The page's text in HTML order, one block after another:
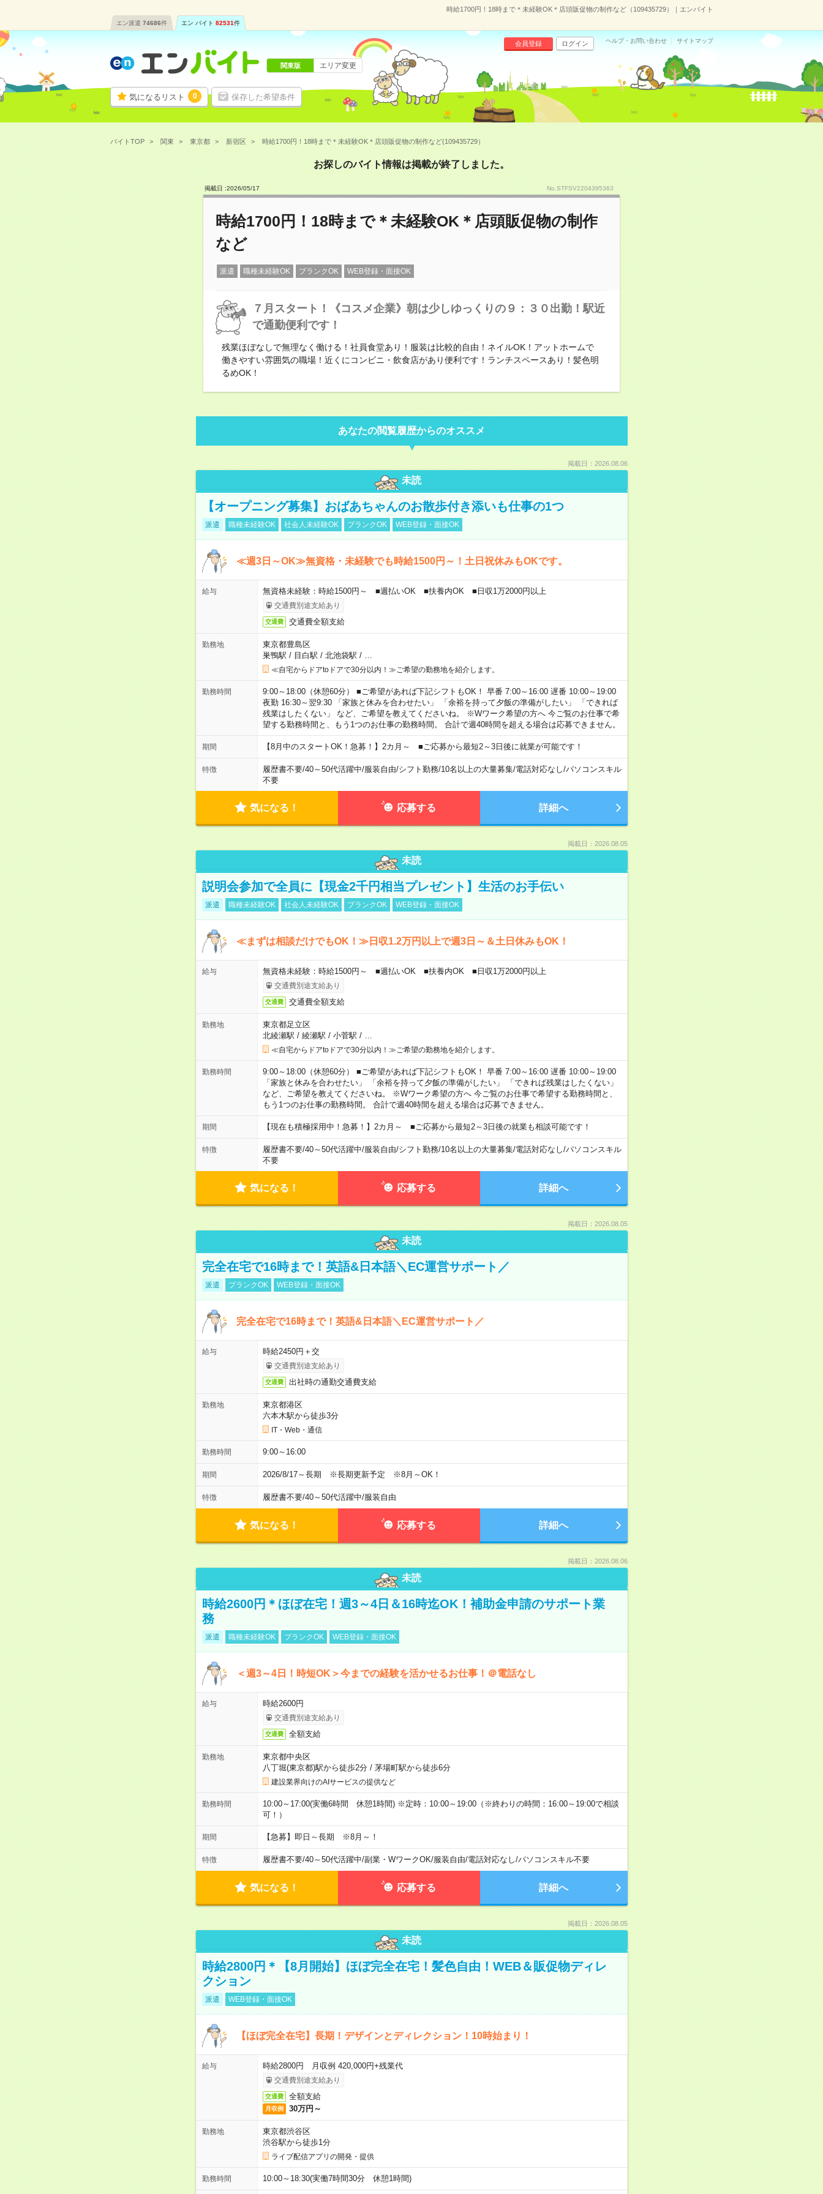
時給1700円！18時まで＊未経験OK＊店頭販促物の制作など（109435729）｜エンバイト
エン派遣 74686件 エン バイト 82531件
気になるリスト 0 保存した希望条件
会員登録 ログイン ヘルプ・お問い合わせ サイトマップ
関東版 エリア変更
バイトTOP 関東 東京都 新宿区 時給1700円！18時まで＊未経験OK＊店頭販促物の制作など(109435729）
お探しのバイト情報は掲載が終了しました。
掲載日 :2026/05/17 No.STFSV2204395363
時給1700円！18時まで＊未経験OK＊店頭販促物の制作
など
派遣 職種未経験OK ブランクOK WEB登録・面接OK
７月スタート！《コスメ企業》朝は少しゆっくりの９：３０出勤！駅近
で通勤便利です！
残業ほぼなしで無理なく働ける！社員食堂あり！服装は比較的自由！ネイルOK！アットホームで
働きやすい雰囲気の職場！近くにコンビニ・飲食店があり便利です！ランチスペースあり！髪色明
るめOK！
あなたの閲覧履歴からのオススメ
掲載日：2026.08.06
未読
【オープニング募集】おばあちゃんのお散歩付き添いも仕事の1つ
派遣 職種未経験OK 社会人未経験OK ブランクOK WEB登録・面接OK
≪週3日～OK≫無資格・未経験でも時給1500円～！土日祝休みもOKです。
給与 無資格未経験：時給1500円～ ■週払いOK ■扶養内OK ■日収1万2000円以上
交通費別途支給あり
交通費 交通費全額支給
勤務地
東京都豊島区
巣鴨駅 / 目白駅 / 北池袋駅 /
≪自宅からドアtoドアで30分以内！≫ご希望の勤務地を紹介します。
勤務時間
9:00～18:00（休憩60分） ■ご希望があれば下記シフトもOK！ 早番 7:00～16:00 遅番 10:00～19:00
夜勤 16:30～翌9:30 「家族と休みを合わせたい」 「余裕を持って夕飯の準備がしたい」 「できれば
残業はしたくない」 など、ご希望を教えてくださいね。 ※Wワーク希望の方へ 今ご覧のお仕事で希
望する勤務時間と、もう1つのお仕事の勤務時間。 合計で週40時間を超える場合は応募できません。
期間 【8月中のスタートOK！急募！】2カ月～ ■ご応募から最短2～3日後に就業が可能です！
特徴 履歴書不要/40～50代活躍中/服装自由/シフト勤務/10名以上の大量募集/電話対応なし/パソコンスキル
不要
気になる！ 応募する 詳細へ
掲載日：2026.08.05
未読
説明会参加で全員に【現金2千円相当プレゼント】生活のお手伝い
派遣 職種未経験OK 社会人未経験OK ブランクOK WEB登録・面接OK
≪まずは相談だけでもOK！≫日収1.2万円以上で週3日～＆土日休みもOK！
給与 無資格未経験：時給1500円～ ■週払いOK ■扶養内OK ■日収1万2000円以上
交通費別途支給あり
交通費 交通費全額支給
勤務地
東京都足立区
北綾瀬駅 / 綾瀬駅 / 小菅駅 /
≪自宅からドアtoドアで30分以内！≫ご希望の勤務地を紹介します。
勤務時間
9:00～18:00（休憩60分） ■ご希望があれば下記シフトもOK！ 早番 7:00～16:00 遅番 10:00～19:00
「家族と休みを合わせたい」 「余裕を持って夕飯の準備がしたい」 「できれば残業はしたくない」
など、ご希望を教えてくださいね。 ※Wワーク希望の方へ 今ご覧のお仕事で希望する勤務時間と、
もう1つのお仕事の勤務時間。 合計で週40時間を超える場合は応募できません。
期間 【現在も積極採用中！急募！】2カ月～ ■ご応募から最短2～3日後の就業も相談可能です！
特徴 履歴書不要/40～50代活躍中/服装自由/シフト勤務/10名以上の大量募集/電話対応なし/パソコンスキル
不要
気になる！ 応募する 詳細へ
掲載日：2026.08.05
未読
完全在宅で16時まで！英語&日本語＼EC運営サポート／
派遣 ブランクOK WEB登録・面接OK
完全在宅で16時まで！英語&日本語＼EC運営サポート／
給与 時給2450円＋交
交通費別途支給あり
交通費 出社時の通勤交通費支給
勤務地
東京都港区
六本木駅から徒歩3分
IT・Web・通信
勤務時間 9:00～16:00
期間 2026/8/17～長期 ※長期更新予定 ※8月～OK！
特徴 履歴書不要/40～50代活躍中/服装自由
気になる！ 応募する 詳細へ
掲載日：2026.08.06
未読
時給2600円＊ほぼ在宅！週3～4日＆16時迄OK！補助金申請のサポート業
務
派遣 職種未経験OK ブランクOK WEB登録・面接OK
＜週3～4日！時短OK＞今までの経験を活かせるお仕事！＠電話なし
給与 時給2600円
交通費別途支給あり
交通費 全額支給
勤務地
東京都中央区
八丁堀(東京都)駅から徒歩2分/ 茅場町駅から徒歩6分
建設業界向けのAIサービスの提供など
勤務時間
10:00～17:00(実働6時間 休憩1時間) ※定時：10:00～19:00（※終わりの時間：16:00～19:00で相談
可！）
期間 【急募】即日～長期 ※8月～！
特徴 履歴書不要/40～50代活躍中/副業・WワークOK/服装自由/電話対応なし/パソコンスキル不要
気になる！ 応募する 詳細へ
掲載日：2026.08.05
未読
時給2800円＊【8月開始】ほぼ完全在宅！髪色自由！WEB＆販促物ディレ
クション
派遣 WEB登録・面接OK
【ほぼ完全在宅】長期！デザインとディレクション！10時始まり！
給与 時給2800円 月収例 420,000円+残業代
交通費別途支給あり
交通費 全額支給
月収例 30万円～
勤務地
東京都渋谷区
渋谷駅から徒歩1分
ライブ配信アプリの開発・提供
勤務時間 10:00～18:30(実働7時間30分 休憩1時間)